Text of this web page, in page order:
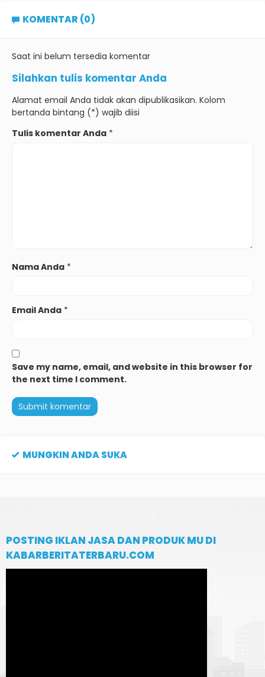
KOMENTAR (0)
Saat ini belum tersedia komentar
Silahkan tulis komentar Anda
Alamat email Anda tidak akan dipublikasikan. Kolom
bertanda bintang (*) wajib diisi
Tulis komentar Anda *
Nama Anda *
Email Anda *
Save my name, email, and website in this browser for
the next time I comment.
MUNGKIN ANDA SUKA
POSTING IKLAN JASA DAN PRODUK MU DI
KABARBERITATERBARU.COM